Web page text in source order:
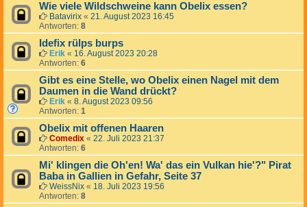
Wie viele Wildschweine kann Obelix essen?
Batavirix « 21. August 2023 16:45
Antworten: 8
Idefix rülps burps
Erik « 16. August 2023 20:28
Antworten: 6
Gibt es eine Stelle, wo Obelix einen Nagel mit dem
Daumen in die Wand drückt?
Erik « 8. August 2023 09:56
Antworten: 1
Obelix mit offenen Haaren
Comedix « 22. Juli 2023 21:37
Antworten: 6
Mi' klingen die Oh'en! Wa' das ein Vulkan hie'?" Pirat
Baba in Gallien in Gefahr, Seite 37
WeissNix « 18. Juli 2023 19:56
Antworten: 8